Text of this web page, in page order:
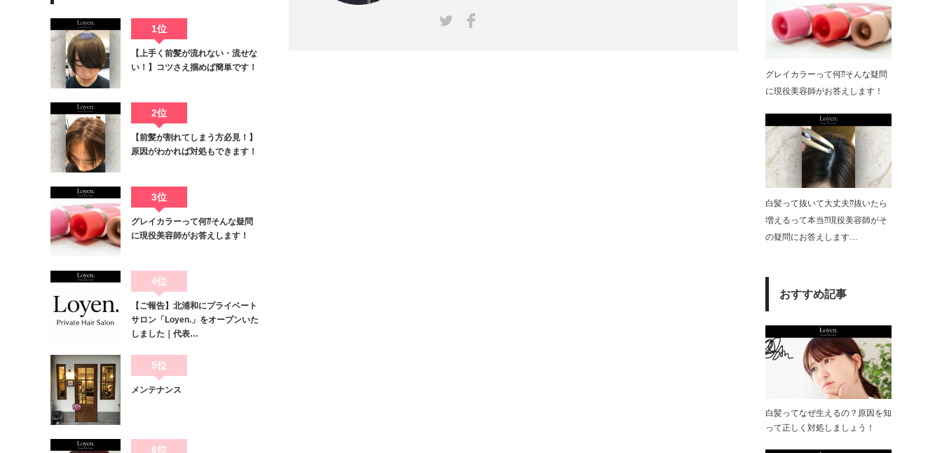
1位
【上手く前髪が流れない・流せな
い！】コツさえ掴めば簡単です！
2位
【前髪が割れてしまう方必見！】
原因がわかれば対処もできます！
3位
グレイカラーって何⁇そんな疑問
に現役美容師がお答えします！
4位
【ご報告】北浦和にプライベート
サロン「Loyen.」をオープンいた
しました｜代表…
5位
メンテナンス
6位
グレイカラーって何⁇そんな疑問
に現役美容師がお答えします！
白髪って抜いて大丈夫⁇抜いたら
増えるって本当⁇現役美容師がそ
の疑問にお答えします…
おすすめ記事
白髪ってなぜ生えるの？原因を知
って正しく対処しましょう！